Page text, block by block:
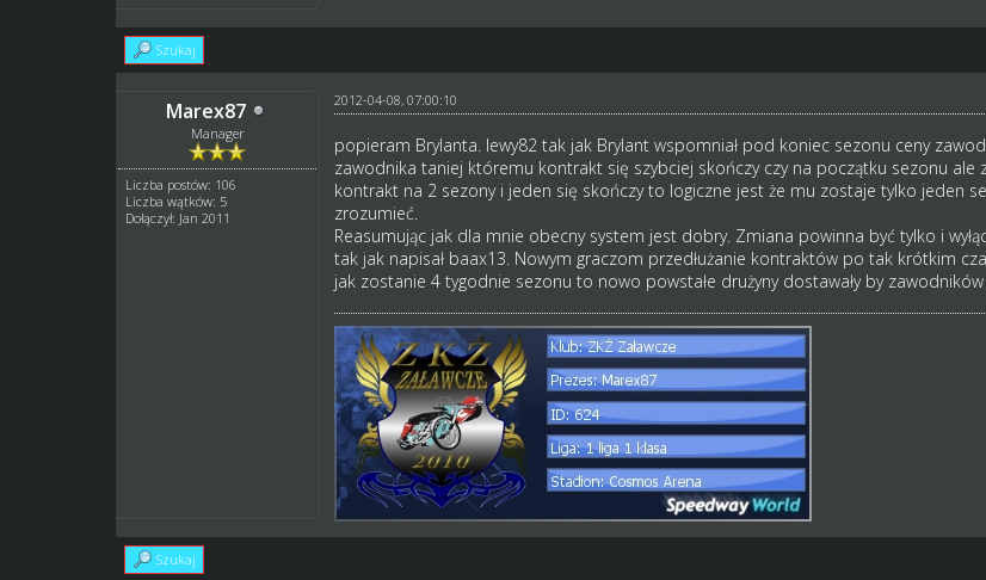
Szukaj
Marex87
Manager
Liczba postów: 106
Liczba wątków: 5
Dołączył: Jan 2011
2012-04-08, 07:00:10
popieram Brylanta. lewy82 tak jak Brylant wspomniał pod koniec sezonu ceny
zawodnika taniej któremu kontrakt się szybciej skończy czy na początku sezonu ale
kontrakt na 2 sezony i jeden się skończy to logiczne jest że mu zostaje tylko jeden
zrozumieć.
Reasumując jak dla mnie obecny system jest dobry. Zmiana powinna być tylko i
tak jak napisał baax13. Nowym graczom przedłużanie kontraktów po tak krótkim
jak zostanie 4 tygodnie sezonu to nowo powstałe drużyny dostawały by
Szukaj